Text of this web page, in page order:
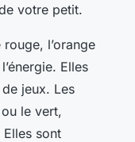
votre petit.
l’orange
Elles
jeux. Les
le vert,
sont